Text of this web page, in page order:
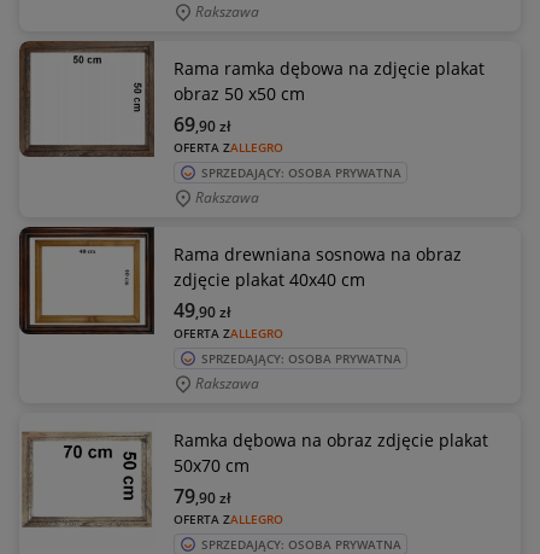
Rakszawa
Rama ramka dębowa na zdjęcie plakat
obraz 50 x50 cm
OFERTA ZALLEGRO
69,90zł
SPRZEDAJĄCY: OSOBA PRYWATNA
Rakszawa
Rama drewniana sosnowa na obraz
zdjęcie plakat 40x40 cm
OFERTA ZALLEGRO
49,90zł
SPRZEDAJĄCY: OSOBA PRYWATNA
Rakszawa
Ramka dębowa na obraz zdjęcie plakat
50x70 cm
OFERTA ZALLEGRO
79,90zł
SPRZEDAJĄCY: OSOBA PRYWATNA